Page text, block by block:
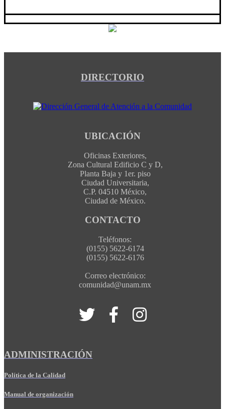
DIRECTORIO
UBICACIÓN
Oficinas Exteriores,
Zona Cultural Edificio C y D,
Planta Baja y 1er. piso
Ciudad Universitaria,
C.P. 04510 México,
Ciudad de México.
CONTACTO
Teléfonos:
(0155) 5622-6174
(0155) 5622-6176
Correo electrónico:
comunidad@unam.mx
ADMINISTRACIÓN
Política de la Calidad
Manual de organización